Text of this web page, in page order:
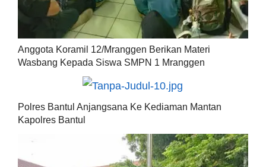
Anggota Koramil 12/Mranggen Berikan Materi
Wasbang Kepada Siswa SMPN 1 Mranggen
Polres Bantul Anjangsana Ke Kediaman Mantan
Kapolres Bantul